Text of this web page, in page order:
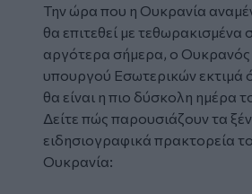
Την ώρα που η Ουκρανία
θα επιτεθεί με τεθωρακισμένα
αργότερα σήμερα, ο
υπουργού Εσωτερικών εκτιμά
θα είναι η πιο δύσκολη ημέρα
Δείτε πώς παρουσιάζουν τα
ειδησιογραφικά πρακτορεία
Ουκρανία: